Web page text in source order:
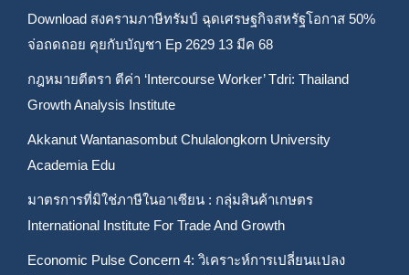
Download สงครามภาษีทรัมป์ ฉุดเศรษฐกิจสหรัฐโอกาส 50%
จ่อถดถอย คุยกับบัญชา Ep 2629 13 มีค 68
กฎหมายตีตรา ตีค่า ‘Intercourse Worker’ Tdri: Thailand
Growth Analysis Institute
Akkanut Wantanasombut Chulalongkorn University
Academia Edu
มาตรการที่มิใช่ภาษีในอาเซียน : กลุ่มสินค้าเกษตร
International Institute For Trade And Growth
Economic Pulse Concern 4: วิเคราะห์การเปลี่ยนแปลง